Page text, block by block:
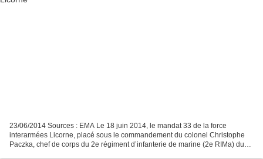
23/06/2014 Sources : EMA Le 18 juin 2014, le mandat 33 de la force
interarmées Licorne, placé sous le commandement du colonel Christophe
Paczka, chef de corps du 2e régiment d’infanterie de marine (2e RIMa) du